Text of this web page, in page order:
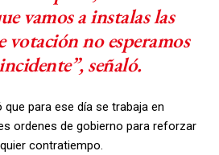
vamos a instalas las
votación no esperamos
señaló.
para ese día se trabaja en
ordenes de gobierno para reforzar
contratiempo.